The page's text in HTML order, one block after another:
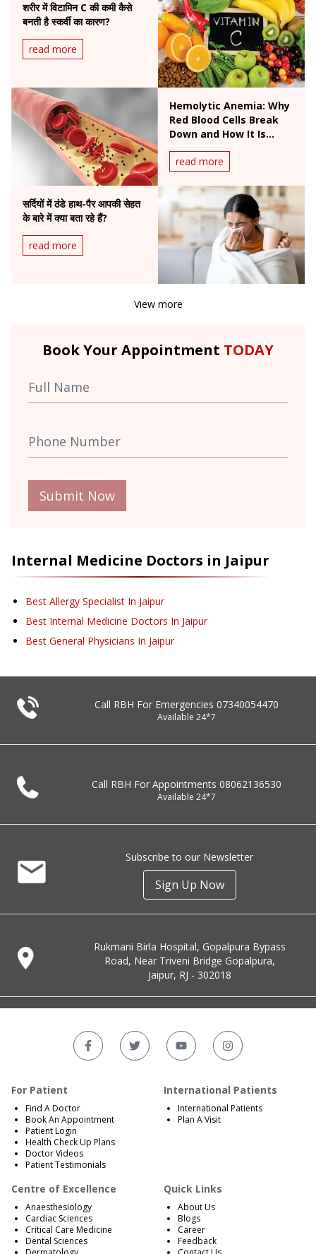
शरीर में विटामिन C की कमी कैसे
बनती है स्कर्वी का कारण?
read more
Hemolytic Anemia: Why
Red Blood Cells Break
Down and How It Is
Treated
read more
सर्दियों में ठंडे हाथ-पैर आपकी सेहत
के बारे में क्या बता रहे हैं?
read more
View more
Book Your Appointment TODAY
Submit Now
Internal Medicine Doctors in Jaipur
Best Allergy Specialist In Jaipur
Best Internal Medicine Doctors In Jaipur
Best General Physicians In Jaipur
Call RBH For Emergencies 07340054470
Available 24*7
Call RBH For Appointments 08062136530
Available 24*7
Subscribe to our Newsletter
Sign Up Now
Rukmani Birla Hospital, Gopalpura Bypass
Road, Near Triveni Bridge Gopalpura,
Jaipur, RJ - 302018
For Patient
Find A Doctor
Book An Appointment
Patient Login
Health Check Up Plans
Doctor Videos
Patient Testimonials
International Patients
International Patients
Plan A Visit
Centre of Excellence
Anaesthesiology
Cardiac Sciences
Critical Care Medicine
Dental Sciences
Quick Links
About Us
Blogs
Career
Feedback